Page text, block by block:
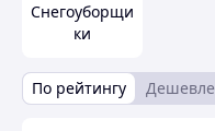
Снегоуборщи
ки
По рейтингу Дешевле